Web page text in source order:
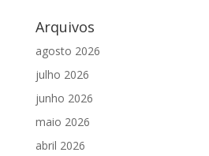
Arquivos
agosto 2026
julho 2026
junho 2026
maio 2026
abril 2026